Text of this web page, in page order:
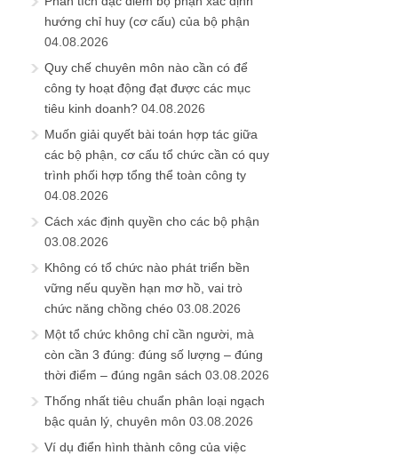
hướng chỉ huy (cơ cấu) của bộ phận
04.08.2026
Quy chế chuyên môn nào cần có để
công ty hoạt động đạt được các mục
tiêu kinh doanh? 04.08.2026
Muốn giải quyết bài toán hợp tác giữa
các bộ phận, cơ cấu tổ chức cần có quy
trình phối hợp tổng thể toàn công ty
04.08.2026
Cách xác định quyền cho các bộ phận
03.08.2026
Không có tổ chức nào phát triển bền
vững nếu quyền hạn mơ hồ, vai trò
chức năng chồng chéo 03.08.2026
Một tổ chức không chỉ cần người, mà
còn cần 3 đúng: đúng số lượng – đúng
thời điểm – đúng ngân sách 03.08.2026
Thống nhất tiêu chuẩn phân loại ngạch
bậc quản lý, chuyên môn 03.08.2026
Ví dụ điển hình thành công của việc